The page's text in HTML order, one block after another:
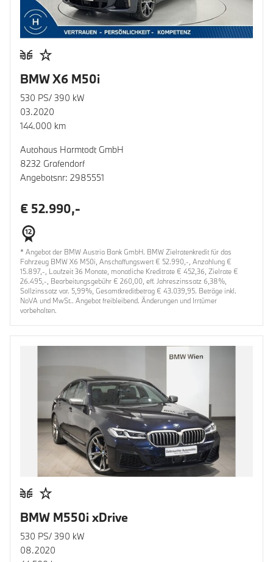
BMW X6 M50i
530 PS/ 390 kW
03.2020
144.000 km
Autohaus Harmtodt GmbH
8232 Grafendorf
Angebotsnr: 2985551
€ 52.990,-
* Angebot der BMW Austria Bank GmbH. BMW Zielratenkredit für das
Fahrzeug BMW X6 M50i, Anschaffungswert € 52.990,-, Anzahlung €
15.897,-, Laufzeit 36 Monate, monatliche Kreditrate € 452,36, Zielrate €
26.495,-, Bearbeitungsgebühr € 260,00, eff. Jahreszinssatz 6,38%,
Sollzinssatz var. 5,99%, Gesamtkreditbetrag € 43.039,95. Beträge inkl.
NoVA und MwSt.. Angebot freibleibend. Änderungen und Irrtümer
vorbehalten.
BMW M550i xDrive
530 PS/ 390 kW
08.2020